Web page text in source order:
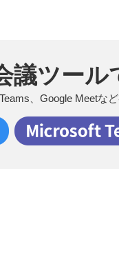
議ツー
、Google Meetな